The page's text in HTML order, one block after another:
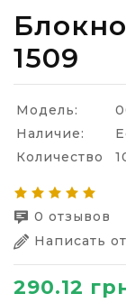
1509
Модель:
Наличие:
Количество
0 отзывов
Написать
290.12